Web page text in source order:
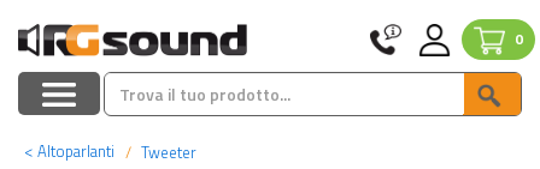
0
< Altoparlanti Tweeter